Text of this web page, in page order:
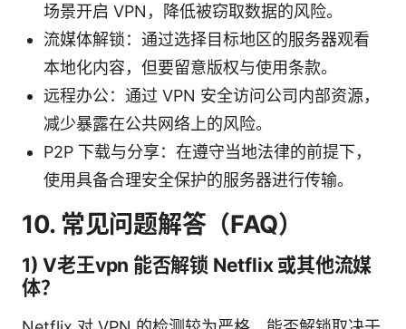
场景开启 VPN，降低被窃取数据的风险。
流媒体解锁：通过选择目标地区的服务器观看
本地化内容，但要留意版权与使用条款。
远程办公：通过 VPN 安全访问公司内部资源，
减少暴露在公共网络上的风险。
P2P 下载与分享：在遵守当地法律的前提下，
使用具备合理安全保护的服务器进行传输。
10. 常见问题解答（FAQ）
1) V老王vpn 能否解锁 Netflix 或其他流媒
体？